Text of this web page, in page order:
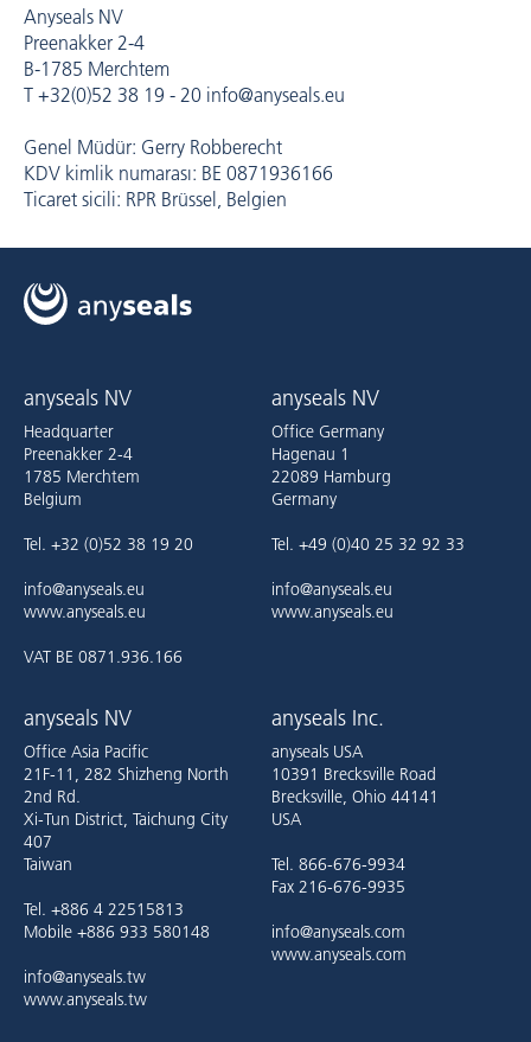
Anyseals NV
Preenakker 2-4
B-1785 Merchtem
T +32(0)52 38 19 - 20 info@anyseals.eu
Genel Müdür: Gerry Robberecht
KDV kimlik numarası: BE 0871936166
Ticaret sicili: RPR Brüssel, Belgien
anyseals NV
Headquarter
Preenakker 2-4
1785 Merchtem
Belgium
Tel. +32 (0)52 38 19 20
info@anyseals.eu
www.anyseals.eu
VAT BE 0871.936.166
anyseals NV
Office Germany
Hagenau 1
22089 Hamburg
Germany
Tel. +49 (0)40 25 32 92 33
info@anyseals.eu
www.anyseals.eu
anyseals NV
Office Asia Pacific
21F-11, 282 Shizheng North
2nd Rd.
Xi-Tun District, Taichung City
407
Taiwan
Tel. +886 4 22515813
Mobile +886 933 580148
info@anyseals.tw
www.anyseals.tw
anyseals Inc.
anyseals USA
10391 Brecksville Road
Brecksville, Ohio 44141
USA
Tel. 866-676-9934
Fax 216-676-9935
info@anyseals.com
www.anyseals.com